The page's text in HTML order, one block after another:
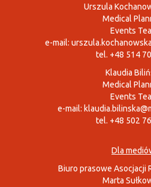
Urszula
Medical
Events
e-mail:
tel. +48 514
Klaudia
Medical
Events
e-mail:
tel. +48 502
Dla
Biuro prasowe Asocjacji
Marta